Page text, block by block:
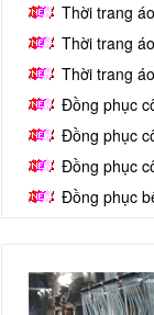
Thời trang
Thời trang
Thời trang
Đồng phục
Đồng phục
Đồng phục
Đồng phục